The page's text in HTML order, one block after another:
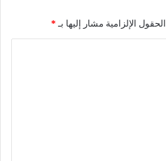
الحقول الإلزامية مشار إليها بـ *